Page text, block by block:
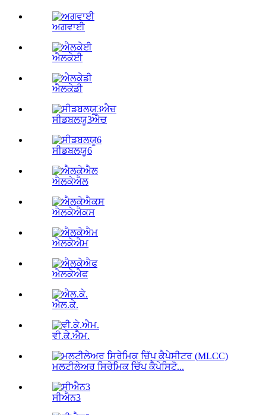
ਅਗਵਾਈ
ਐਲਕੇਈ
ਐਲਕੇਡੀ
ਸੀਡਬਲਯੂ3ਐਚ
ਸੀਡਬਲਯੂ6
ਐਲਕੇਐਲ
ਐਲਕੇਐਕਸ
ਐਲਕੇਐਮ
ਐਲਕੇਐਫ
ਐਲ.ਕੇ.
ਵੀ.ਕੇ.ਐਮ.
ਮਲਟੀਲੇਅਰ ਸਿਰੇਮਿਕ ਚਿੱਪ ਕੈਪੇਸਿਟੋ...
ਸੀਐਨ3